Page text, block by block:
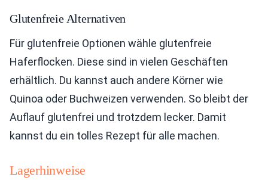
Glutenfreie Alternativen
Für glutenfreie Optionen wähle glutenfreie
Haferflocken. Diese sind in vielen Geschäften
erhältlich. Du kannst auch andere Körner wie
Quinoa oder Buchweizen verwenden. So bleibt der
Auflauf glutenfrei und trotzdem lecker. Damit
kannst du ein tolles Rezept für alle machen.
Lagerhinweise